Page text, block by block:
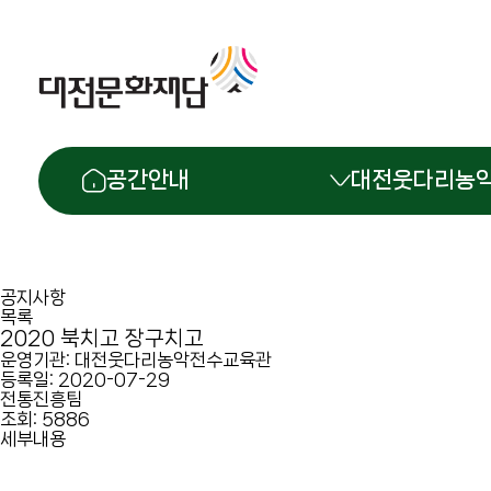
공간안내 대전웃다리농
공지사항
목록
2020 북치고 장구치고
운영기관: 대전웃다리농악전수교육관
등록일: 2020-07-29
전통진흥팀
조회: 5886
세부내용